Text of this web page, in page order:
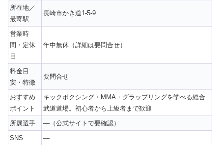
所在地／
最寄駅
長崎市かき道1-5-9
営業時
間・定休
日
年中無休（詳細は要問合せ）
料金目
安・特徴
要問合せ
おすすめ
ポイント
キックボクシング・MMA・グラップリングを学べる総合
武道道場。初心者から上級者まで歓迎
所属選手
—（公式サイトで要確認）
SNS
—